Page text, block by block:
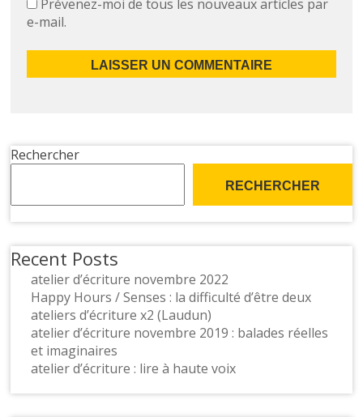
Prévenez-moi de tous les nouveaux articles par
e-mail.
Rechercher
RECHERCHER
Recent Posts
atelier d’écriture novembre 2022
Happy Hours / Senses : la difficulté d’être deux
ateliers d’écriture x2 (Laudun)
atelier d’écriture novembre 2019 : balades réelles
et imaginaires
atelier d’écriture : lire à haute voix